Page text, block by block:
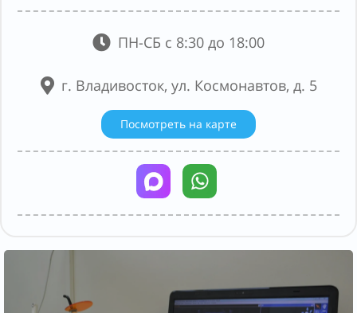
ПН-СБ с 8:30 до 18:00
г. Владивосток, ул. Космонавтов, д. 5
Посмотреть на карте